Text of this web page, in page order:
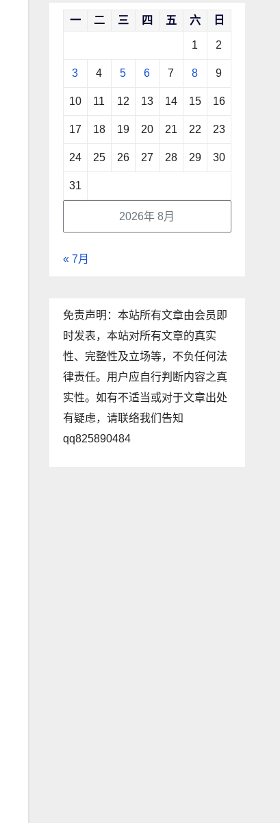
2026年 8月
一 二 三 四 五 六 日
1 2
3 4 5 6 7 8 9
10 11 12 13 14 15 16
17 18 19 20 21 22 23
24 25 26 27 28 29 30
31
« 7月
免责声明：本站所有文章由会员即
时发表，本站对所有文章的真实
性、完整性及立场等，不负任何法
律责任。用户应自行判断内容之真
实性。如有不适当或对于文章出处
有疑虑，请联络我们告知
qq825890484